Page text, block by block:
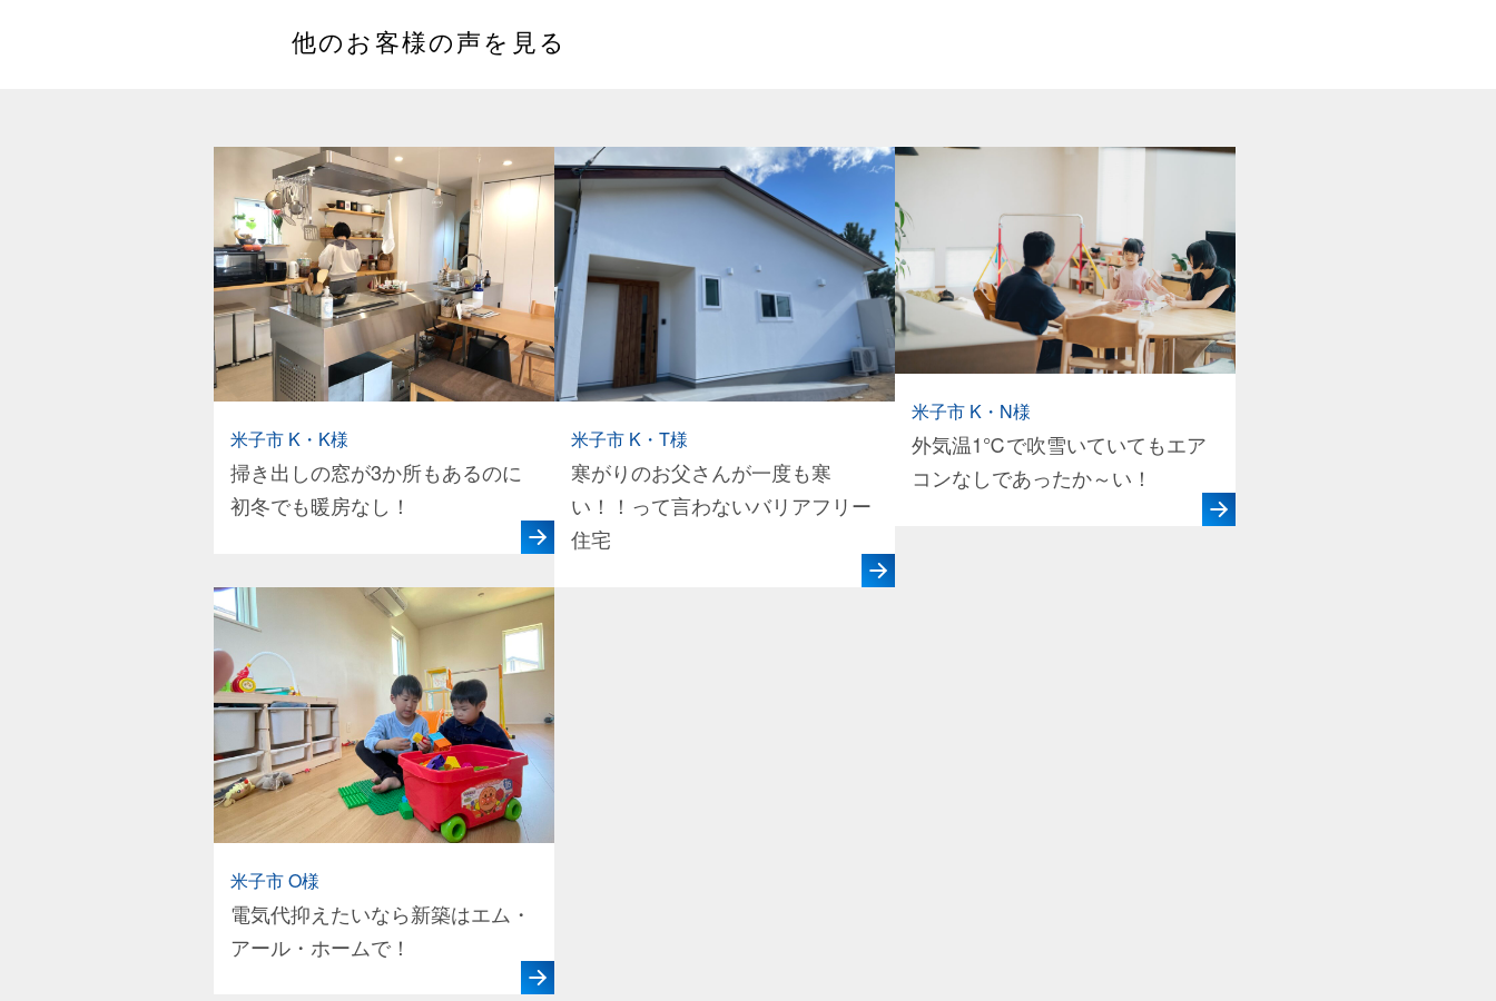
他のお客様の声を見る
米子市 K・K様
掃き出しの窓が3か所もあるのに
初冬でも暖房なし！
米子市 K・T様
寒がりのお父さんが一度も寒
い！！って言わないバリアフリー
住宅
米子市 K・N様
外気温1℃で吹雪いていてもエア
コンなしであったか～い！
米子市 O様
電気代抑えたいなら新築はエム・
アール・ホームで！